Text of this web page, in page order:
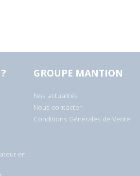
en
GROUPE MANTION
Nos actualités
Nous contacter
Conditions Générales de Vente